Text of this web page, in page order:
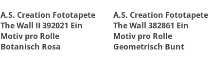
A.S. Creation Fototapete
The Wall II 392021 Ein
Motiv pro Rolle
Botanisch Rosa
A.S. Creation Fototapete
The Wall 382861 Ein
Motiv pro Rolle
Geometrisch Bunt